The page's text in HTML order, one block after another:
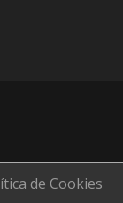
de Cookies